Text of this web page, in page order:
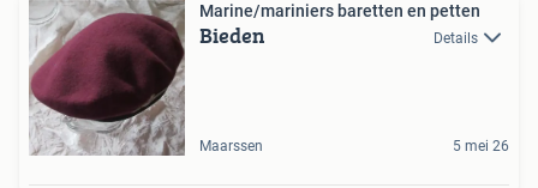
Marine/mariniers baretten en petten
Bieden Details
Maarssen 5 mei 26